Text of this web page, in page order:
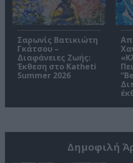
Σαρωνίς Βατικιώτη
Γκάτσου –
Διαφάνειες Ζωής:
Έκθεση στο Katheti
Summer 2026
Δημοφιλή